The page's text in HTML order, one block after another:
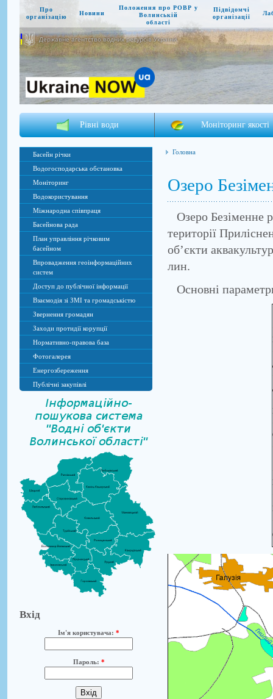
Про
організацію
Новини
Положення про РОВР у
Волинській
області
Підвідомчі
організації
Державне агентство водних ресурсів України
Рівні води Моніторинг якості
Басейн річки
Водогосподарська обстановка
Моніторинг
Водокористування
Міжнародна співпраця
Басейнова рада
План управління річковим
басейном
Впровадження геоінформаційних
систем
Доступ до публічної інформації
Взаємодія зі ЗМІ та громадськістю
Звернення громадян
Заходи протидії корупції
Нормативно-правова база
Фотогалерея
Енергозбереження
Публічні закупівлі
Вхід
Ім'я користувача: *
Пароль: *
Головна
Озеро
Озеро Безіменне
території
об’єкти
лин.
Основні